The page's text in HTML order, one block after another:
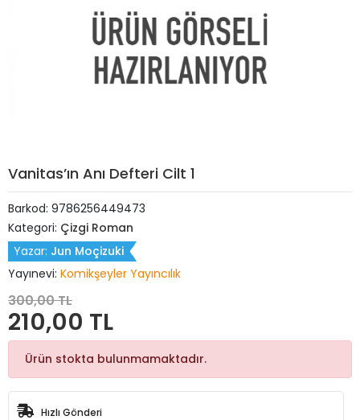
Vanitas’ın Anı Defteri Cilt 1
Barkod: 9786256449473
Kategori: Çizgi Roman
Yazar: Jun Moçizuki
Yayınevi: Komikşeyler Yayıncılık
300,00 TL
210,00 TL
Ürün stokta bulunmamaktadır.
Hızlı Gönderi